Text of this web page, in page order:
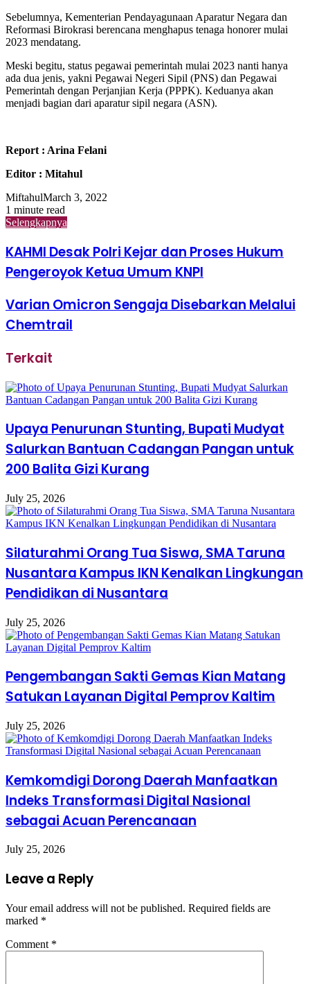
Sebelumnya, Kementerian Pendayagunaan Aparatur Negara dan
Reformasi Birokrasi berencana menghapus tenaga honorer mulai
2023 mendatang.
Meski begitu, status pegawai pemerintah mulai 2023 nanti hanya
ada dua jenis, yakni Pegawai Negeri Sipil (PNS) dan Pegawai
Pemerintah dengan Perjanjian Kerja (PPPK). Keduanya akan
menjadi bagian dari aparatur sipil negara (ASN).
Report : Arina Felani
Editor : Mitahul
MiftahulMarch 3, 2022
1 minute read
Selengkapnya
KAHMI Desak Polri Kejar dan Proses Hukum
Pengeroyok Ketua Umum KNPI
Varian Omicron Sengaja Disebarkan Melalui
Chemtrail
Terkait
Upaya Penurunan Stunting, Bupati Mudyat
Salurkan Bantuan Cadangan Pangan untuk
200 Balita Gizi Kurang
July 25, 2026
Silaturahmi Orang Tua Siswa, SMA Taruna
Nusantara Kampus IKN Kenalkan Lingkungan
Pendidikan di Nusantara
July 25, 2026
Pengembangan Sakti Gemas Kian Matang
Satukan Layanan Digital Pemprov Kaltim
July 25, 2026
Kemkomdigi Dorong Daerah Manfaatkan
Indeks Transformasi Digital Nasional
sebagai Acuan Perencanaan
July 25, 2026
Leave a Reply
Your email address will not be published. Required fields are
marked *
Comment *